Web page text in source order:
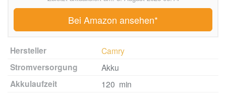
Bei Amazon ansehen*
Hersteller Camry
Stromversorgung Akku
Akkulaufzeit 120 min